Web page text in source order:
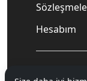
Hesabım